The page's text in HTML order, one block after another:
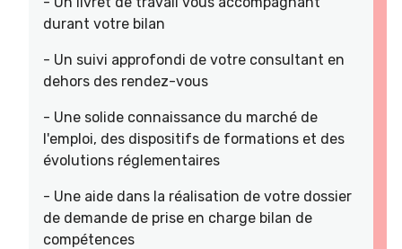
durant votre bilan
- Un suivi approfondi de votre consultant en
dehors des rendez-vous
- Une solide connaissance du marché de
l'emploi, des dispositifs de formations et des
évolutions réglementaires
- Une aide dans la réalisation de votre dossier
de demande de prise en charge bilan de
compétences